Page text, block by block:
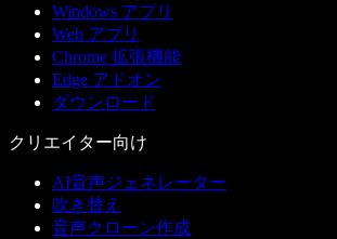
Windows アプリ
Web アプリ
Chrome 拡張機能
Edge アドオン
ダウンロード
クリエイター向け
AI音声ジェネレーター
吹き替え
音声クローン作成